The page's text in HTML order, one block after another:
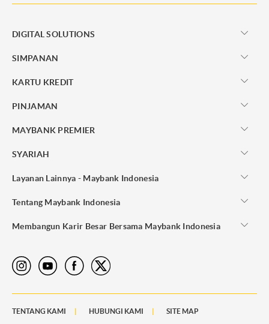
DIGITAL SOLUTIONS
SIMPANAN
KARTU KREDIT
PINJAMAN
MAYBANK PREMIER
SYARIAH
Layanan Lainnya - Maybank Indonesia
Tentang Maybank Indonesia
Membangun Karir Besar Bersama Maybank Indonesia
TENTANG KAMI HUBUNGI KAMI SITE MAP